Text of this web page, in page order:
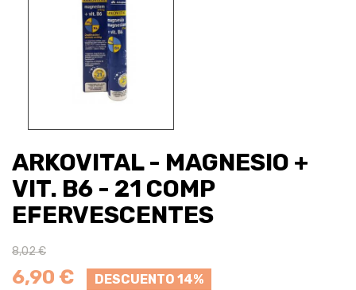
ARKOVITAL - MAGNESIO +
VIT. B6 - 21 COMP
EFERVESCENTES
8,02 €
6,90 € DESCUENTO 14%